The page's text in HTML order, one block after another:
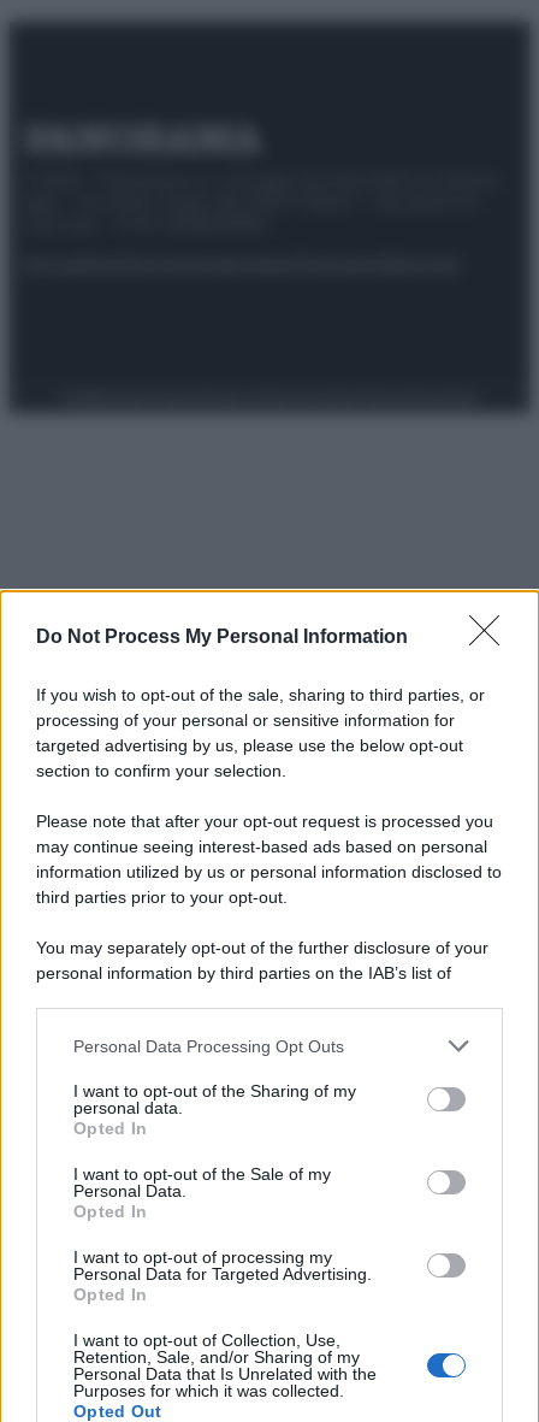
Do Not Process My Personal Information
If you wish to opt-out of the sale, sharing to third parties, or
processing of your personal or sensitive information for
targeted advertising by us, please use the below opt-out
section to confirm your selection.
Please note that after your opt-out request is processed you
may continue seeing interest-based ads based on personal
information utilized by us or personal information disclosed to
third parties prior to your opt-out.
You may separately opt-out of the further disclosure of your
personal information by third parties on the IAB’s list of
This information may also be disclosed by us to third parties
disclose it to other third parties.
Please note that this website/app uses one or more Google
services and may gather and store information including but
not limited to your visit or usage behaviour. You may click to
grant or deny consent to Google and its third-party tags to
consent section.
Personal Data Processing Opt Outs
I want to opt-out of the Sharing of my
personal data.
Opted In
I want to opt-out of the Sale of my
Personal Data.
Opted In
I want to opt-out of processing my
Personal Data for Targeted Advertising.
Opted In
I want to opt-out of Collection, Use,
Retention, Sale, and/or Sharing of my
Personal Data that Is Unrelated with the
Purposes for which it was collected.
Opted Out